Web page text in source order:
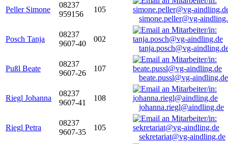
Peller Simone
08237
959156
105
simone.peller@vg-
Posch Tanja
08237
9607-40
002
tanja.posch@vg-
Pußl Beate
08237
9607-26
107
beate.pussl@vg-aindling.de
Riegl Johanna
08237
9607-41
108
johanna.riegl@aindling.de
Riegl Petra
08237
9607-35
105
sekretariat@vg-aindling.de